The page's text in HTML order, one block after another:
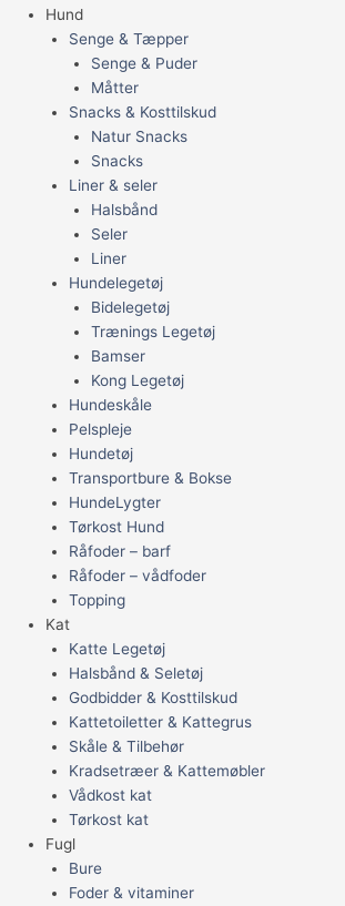
Hund
Senge & Tæpper
Senge & Puder
Måtter
Snacks & Kosttilskud
Natur Snacks
Snacks
Liner & seler
Halsbånd
Seler
Liner
Hundelegetøj
Bidelegetøj
Trænings Legetøj
Bamser
Kong Legetøj
Hundeskåle
Pelspleje
Hundetøj
Transportbure & Bokse
HundeLygter
Tørkost Hund
Råfoder – barf
Råfoder – vådfoder
Topping
Kat
Katte Legetøj
Halsbånd & Seletøj
Godbidder & Kosttilskud
Kattetoiletter & Kattegrus
Skåle & Tilbehør
Kradsetræer & Kattemøbler
Vådkost kat
Tørkost kat
Fugl
Bure
Foder & vitaminer